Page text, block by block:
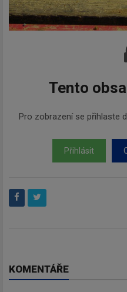
Tento
Pro zobrazení se přihlaste
Přihlásit
KOMENTÁŘE